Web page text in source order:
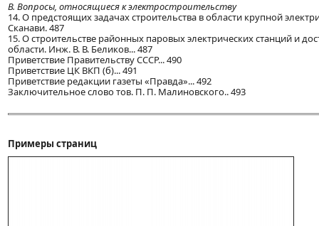
В. Вопросы, относящиеся к электростроительству
14. О предстоящих задачах строительства в области крупной
Сканави. 487
15. О строительстве районных паровых электрических станций и
области. Инж. В. В. Беликов... 487
Приветствие Правительству СССР... 490
Приветствие ЦК ВКП (б)... 491
Приветствие редакции газеты «Правда»... 492
Заключительное слово тов. П. П. Малиновского.. 493
Примеры страниц